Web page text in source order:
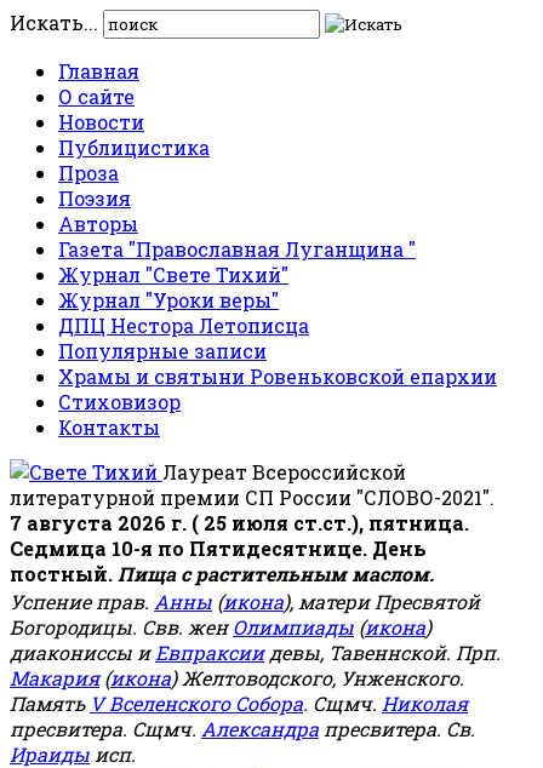
Искать...
Главная
О сайте
Новости
Публицистика
Проза
Поэзия
Авторы
Газета "Православная Луганщина "
Журнал "Свете Тихий"
Журнал "Уроки веры"
ДПЦ Нестора Летописца
Популярные записи
Храмы и святыни Ровеньковской епархии
Стиховизор
Контакты
Лауреат Всероссийской
литературной премии СП России "СЛОВО-2021".
7 августа 2026 г. ( 25 июля ст.ст.), пятница.
Седмица 10-я по Пятидесятнице. День
постный. Пища с растительным маслом.
Успение прав. Анны (икона), матери Пресвятой
Богородицы. Свв. женОлимпиады (икона)
диакониссы иЕвпраксиидевы, Тавеннской. Прп.
Макария(икона) Желтоводского, Унженского.
Память V Вселенского Собора. Сщмч. Николая
пресвитера. Сщмч. Александра пресвитера. Св.
Ираиды исп.